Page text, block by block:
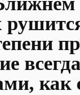
как